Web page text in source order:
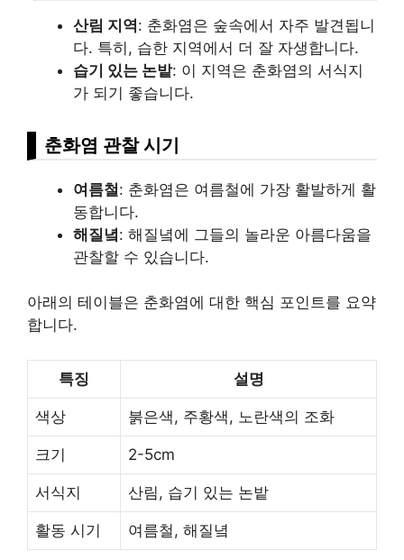
산림 지역: 춘화염은 숲속에서 자주 발견됩니
다. 특히, 습한 지역에서 더 잘 자생합니다.
습기 있는 논밭: 이 지역은 춘화염의 서식지
가 되기 좋습니다.
춘화염 관찰 시기
여름철: 춘화염은 여름철에 가장 활발하게 활
동합니다.
해질녘: 해질녘에 그들의 놀라운 아름다움을
관찰할 수 있습니다.
아래의 테이블은 춘화염에 대한 핵심 포인트를 요약
합니다.
특징 설명
색상 붉은색, 주황색, 노란색의 조화
크기 2-5cm
서식지 산림, 습기 있는 논밭
활동 시기 여름철, 해질녘